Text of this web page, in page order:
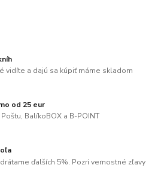
vidíte a dajú sa kúpiť máme skladom
od 25 eur
BalíkoBOX a B-POINT
ďalších 5%. Pozri vernostné zľavy